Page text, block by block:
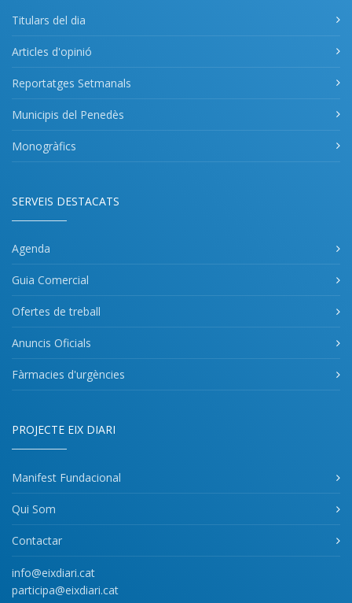
Titulars del dia
Articles d'opinió
Reportatges Setmanals
Municipis del Penedès
Monogràfics
SERVEIS DESTACATS
Agenda
Guia Comercial
Ofertes de treball
Anuncis Oficials
Fàrmacies d'urgències
PROJECTE EIX DIARI
Manifest Fundacional
Qui Som
Contactar
info@eixdiari.cat
participa@eixdiari.cat